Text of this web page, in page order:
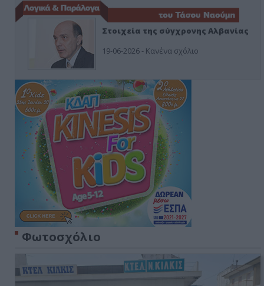
Στοιχεία της σύγχρονης Αλβανίας
19-06-2026 - Κανένα σχόλιο
Φωτοσχόλιο